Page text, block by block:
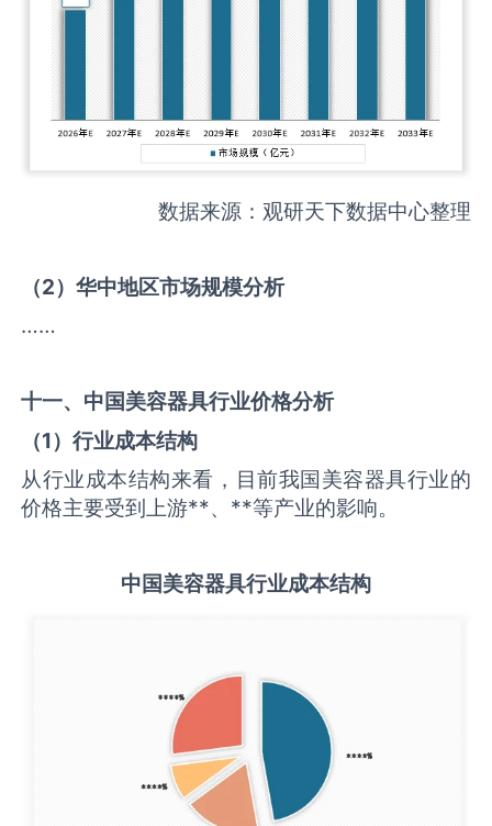
数据来源：观研天下数据中心整理
（2）华中地区市场规模分析
……
十一、中国美容器具行业价格分析
（1）行业成本结构
从行业成本结构来看，目前我国美容器具行业的
价格主要受到上游**、**等产业的影响。
中国美容器具行业成本结构